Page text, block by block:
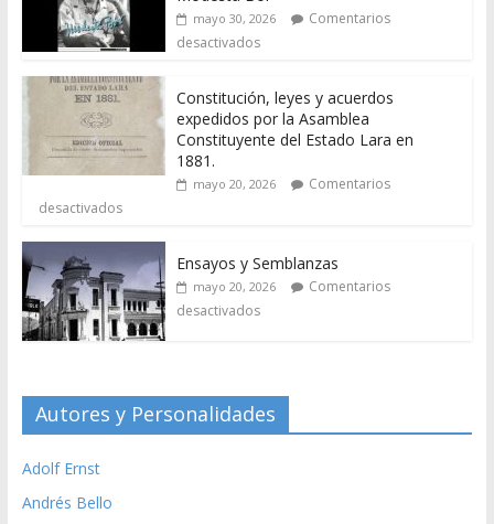
mayo 30, 2026
Comentarios
desactivados
Constitución, leyes y acuerdos
expedidos por la Asamblea
Constituyente del Estado Lara en
1881.
mayo 20, 2026
Comentarios
desactivados
Ensayos y Semblanzas
mayo 20, 2026
Comentarios
desactivados
Autores y Personalidades
Adolf Ernst
Andrés Bello